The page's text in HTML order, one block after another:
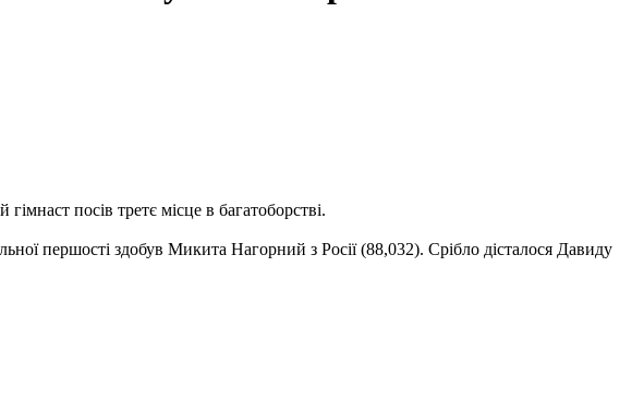
посів третє місце в багатоборстві.
першості здобув Микита Нагорний з Росії (88,032). Срібло дісталося Давиду